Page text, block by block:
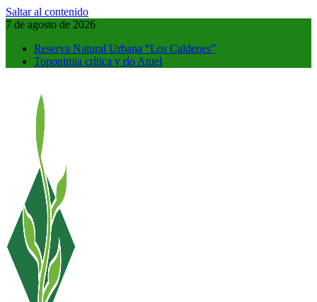
Saltar al contenido
7 de agosto de 2026
Reserva Natural Urbana “Los Caldenes”
Toponimia crítica y río Atuel